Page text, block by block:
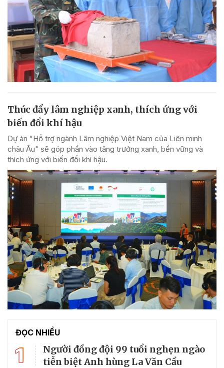
Thúc đẩy lâm nghiệp xanh, thích ứng với
biến đổi khí hậu
Dự án "Hỗ trợ ngành Lâm nghiệp Việt Nam của Liên minh
châu Âu" sẽ góp phần vào tăng trưởng xanh, bền vững và
thích ứng với biến đổi khí hậu.
ĐỌC NHIỀU
1
Người đồng đội 99 tuổi nghẹn ngào
tiễn biệt Anh hùng La Văn Cầu